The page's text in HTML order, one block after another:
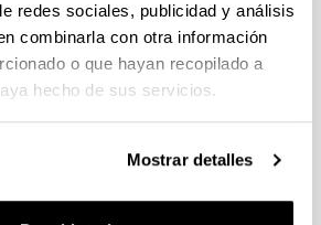
redes sociales, publicidad y análisis
combinarla con otra información
o que hayan recopilado a
hecho de sus servicios.
Mostrar detalles
DE COLABORACIÓN
cerrado: 30/01/2024 - 20/02/2024
el 12 de febrero de 2024: Para